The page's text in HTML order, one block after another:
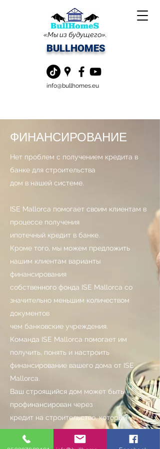
«Мы из будущего».
BULLHOMES
info@bullhomes.eu
ФИНАНСИРОВАНИЕ
Нет проблем с получением кредита в
банке для строительства
дом в нашей системе.
ISE Mallorca помогает своим клиентам в
процессе получения
ипотечный кредит в банке.
Кроме того, мы можем предложить
нашим клиентам варианты
финансирования
собственного фонда ISE Mallorca со
значительно меньшим количеством
документов
чем банковские учреждения.
Команда ISE Mallorca помогает им
получить, понять и настроить
финансирование вашего дома от ISE
Mallorca.
Ваш строящийся дом может быть
профинансирован через
кредит на строительство, который
станет
традиционный ипотечный кредит один